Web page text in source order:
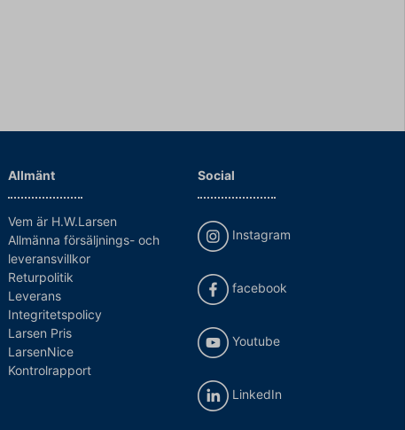
Allmänt
Vem är H.W.Larsen
Allmänna försäljnings- och
leveransvillkor
Returpolitik
Leverans
Integritetspolicy
Larsen Pris
LarsenNice
Kontrolrapport
Social
Instagram
facebook
Youtube
LinkedIn